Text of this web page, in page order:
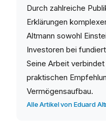
Durch zahlreiche
Erklärungen
Altmann sowohl
Investoren bei
Seine Arbeit
praktischen
Vermögensaufbau.
Alle Artikel von Eduard